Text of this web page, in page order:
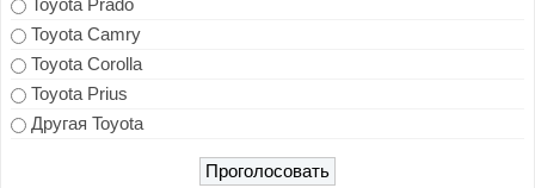
Toyota Prado
Toyota Camry
Toyota Corolla
Toyota Prius
Другая Toyota